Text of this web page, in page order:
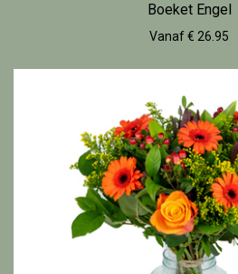
Boeket Engel
Vanaf € 26.95